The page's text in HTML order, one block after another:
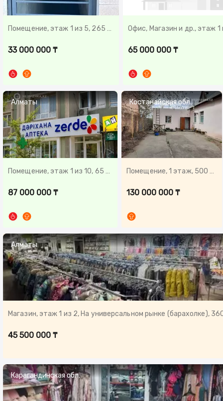
Помещение, этаж 1 из 5, 265 м²
33 000 000 ₸
Офис, Магазин и др., этаж 1
65 000 000 ₸
Алматы
Помещение, этаж 1 из 10, 65 м²
87 000 000 ₸
Костанайская обл.
Помещение, 1 этаж, 500 м²
130 000 000 ₸
Алматы
Магазин, этаж 1 из 2, На универсальном рынке (барахолке),
45 500 000 ₸
Карагандинская обл.